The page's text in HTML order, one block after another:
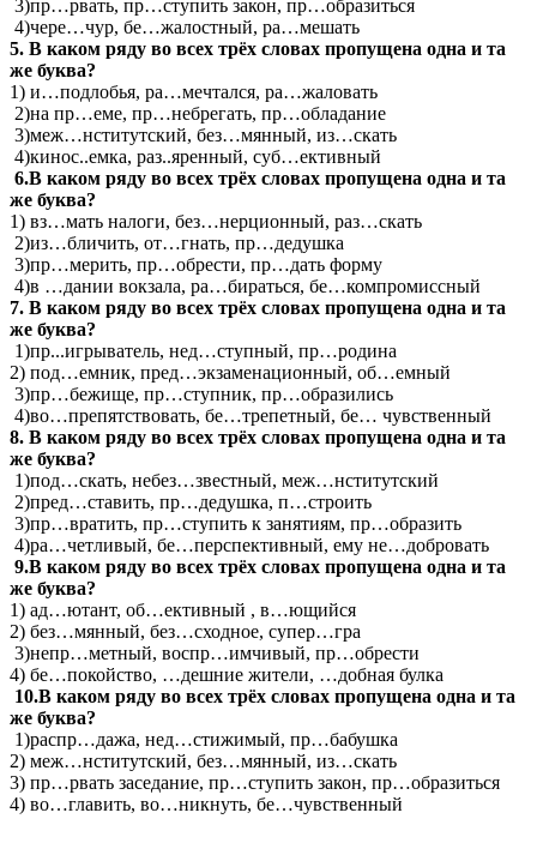
3)пр…рвать, пр…ступить закон, пр…образиться
4)чере…чур, бе…жалостный, ра…мешать
5. В каком ряду во всех трёх словах пропущена одна и та
же буква?
1) и…подлобья, ра…мечтался, ра…жаловать
2)на пр…еме, пр…небрегать, пр…обладание
3)меж…нститутский, без…мянный, из…скать
4)кинос..емка, раз..яренный, суб…ективный
6.В каком ряду во всех трёх словах пропущена одна и та
же буква?
1) вз…мать налоги, без…нерционный, раз…скать
2)из…бличить, от…гнать, пр…дедушка
3)пр…мерить, пр…обрести, пр…дать форму
4)в …дании вокзала, ра…бираться, бе…компромиссный
7. В каком ряду во всех трёх словах пропущена одна и та
же буква?
1)пр...игрыватель, нед…ступный, пр…родина
2) под…емник, пред…экзаменационный, об…емный
3)пр…бежище, пр…ступник, пр…образились
4)во…препятствовать, бе…трепетный, бе… чувственный
8. В каком ряду во всех трёх словах пропущена одна и та
же буква?
1)под…скать, небез…звестный, меж…нститутский
2)пред…ставить, пр…дедушка, п…строить
3)пр…вратить, пр…ступить к занятиям, пр…образить
4)ра…четливый, бе…перспективный, ему не…добровать
9.В каком ряду во всех трёх словах пропущена одна и та
же буква?
1) ад…ютант, об…ективный , в…ющийся
2) без…мянный, без…сходное, супер…гра
3)непр…метный, воспр…имчивый, пр…обрести
4) бе…покойство, …дешние жители, …добная булка
10.В каком ряду во всех трёх словах пропущена одна и та
же буква?
1)распр…дажа, нед…стижимый, пр…бабушка
2) меж…нститутский, без…мянный, из…скать
3) пр…рвать заседание, пр…ступить закон, пр…образиться
4) во…главить, во…никнуть, бе…чувственный